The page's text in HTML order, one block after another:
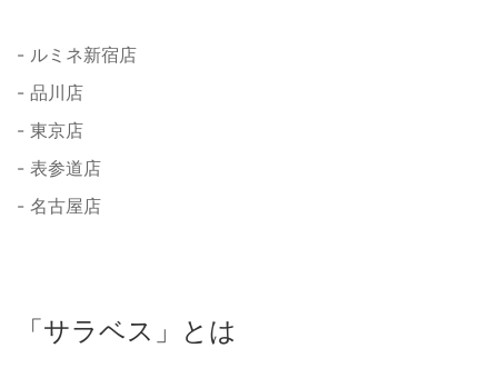
- ルミネ新宿店
- 品川店
- 東京店
- 表参道店
- 名古屋店
「サラベス」とは